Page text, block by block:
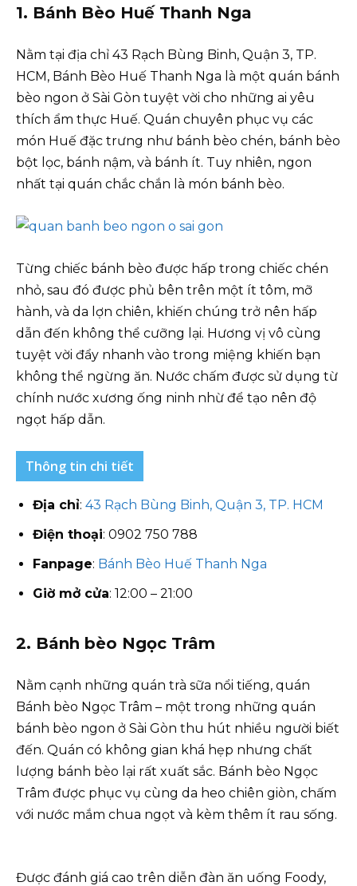
1. Bánh Bèo Huế Thanh Nga
Nằm tại địa chỉ 43 Rạch Bùng Binh, Quận 3, TP.
HCM, Bánh Bèo Huế Thanh Nga là một quán bánh
bèo ngon ở Sài Gòn tuyệt vời cho những ai yêu
thích ẩm thực Huế. Quán chuyên phục vụ các
món Huế đặc trưng như bánh bèo chén, bánh bèo
bột lọc, bánh nậm, và bánh ít. Tuy nhiên, ngon
nhất tại quán chắc chắn là món bánh bèo.
Từng chiếc bánh bèo được hấp trong chiếc chén
nhỏ, sau đó được phủ bên trên một ít tôm, mỡ
hành, và da lợn chiên, khiến chúng trở nên hấp
dẫn đến không thể cưỡng lại. Hương vị vô cùng
tuyệt vời đẩy nhanh vào trong miệng khiến bạn
không thể ngừng ăn. Nước chấm được sử dụng từ
chính nước xương ống ninh nhừ để tạo nên độ
ngọt hấp dẫn.
Thông tin chi tiết
Địa chỉ: 43 Rạch Bùng Binh, Quận 3, TP. HCM
Điện thoại: 0902 750 788
Fanpage: Bánh Bèo Huế Thanh Nga
Giờ mở cửa: 12:00 – 21:00
2. Bánh bèo Ngọc Trâm
Nằm cạnh những quán trà sữa nổi tiếng, quán
Bánh bèo Ngọc Trâm – một trong những quán
bánh bèo ngon ở Sài Gòn thu hút nhiều người biết
đến. Quán có không gian khá hẹp nhưng chất
lượng bánh bèo lại rất xuất sắc. Bánh bèo Ngọc
Trâm được phục vụ cùng da heo chiên giòn, chấm
với nước mắm chua ngọt và kèm thêm ít rau sống.
Được đánh giá cao trên diễn đàn ăn uống Foody,